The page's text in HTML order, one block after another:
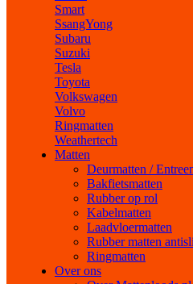
Smart
SsangYong
Subaru
Suzuki
Tesla
Toyota
Volkswagen
Volvo
Ringmatten
Weathertech
Matten
Deurmatten /
Bakfietsmatten
Rubber op rol
Kabelmatten
Laadvloermatten
Rubber matten
Ringmatten
Over ons